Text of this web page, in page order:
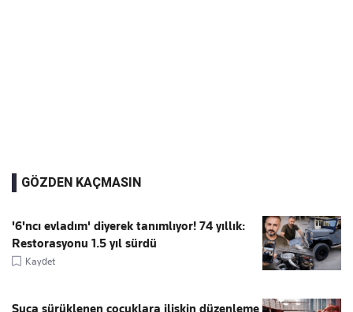
GÖZDEN KAÇMASIN
'6'ncı evladım' diyerek tanımlıyor! 74 yıllık:
Restorasyonu 1.5 yıl sürdü
Kaydet
Suça sürüklenen çocuklara ilişkin düzenleme